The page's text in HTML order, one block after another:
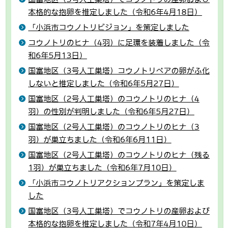
本格的な抱卵を推定しました（令和6年4月18日）
「小浜市コウノトリビジョン」を策定しました
コウノトリのヒナ（4羽）に足環を装着しました（令
和6年5月13日）
国富地区（3号人工巣塔）コウノトリペアの卵がふ化
しないと推定しました（令和6年5月27日）
国富地区（2号人工巣塔）のコウノトリのヒナ（4
羽）の性別が判明しました（令和6年5月27日）
国富地区（2号人工巣塔）のコウノトリのヒナ（3
羽）が巣立ちました（令和6年6月11日）
国富地区（2号人工巣塔）のコウノトリのヒナ（残る
1羽）が巣立ちました（令和6年7月10日）
「小浜市コウノトリアクションプラン」を策定しま
した
国富地区（3号人工巣塔）でコウノトリの産卵および
本格的な抱卵を推定しました（令和7年4月10日）